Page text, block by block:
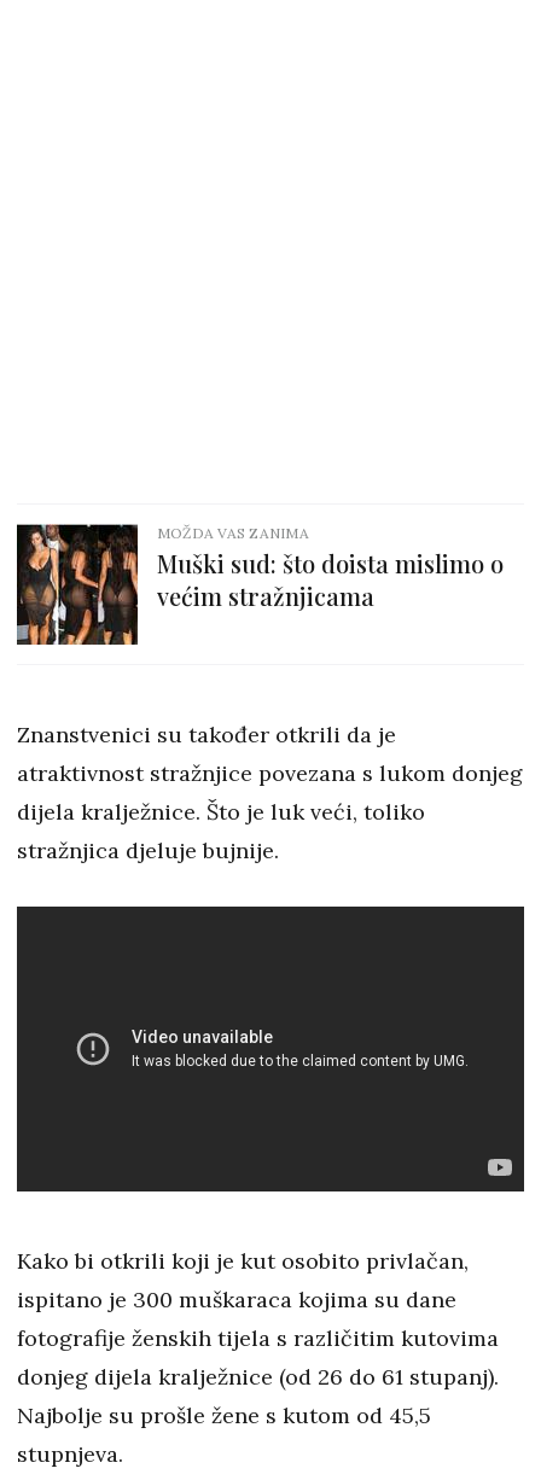
MOŽDA VAS ZANIMA
Muški sud: što doista mislimo o
većim stražnjicama
Znanstvenici su također otkrili da je
atraktivnost stražnjice povezana s lukom donjeg
dijela kralježnice. Što je luk veći, toliko
stražnjica djeluje bujnije.
Kako bi otkrili koji je kut osobito privlačan,
ispitano je 300 muškaraca kojima su dane
fotografije ženskih tijela s različitim kutovima
donjeg dijela kralježnice (od 26 do 61 stupanj).
Najbolje su prošle žene s kutom od 45,5
stupnjeva.